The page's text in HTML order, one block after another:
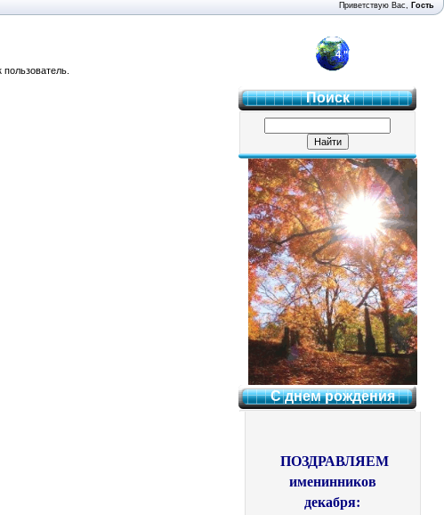
Приветствую Вас, Гость
4 "Б"
Поиск
С днем рождения
ПОЗДРАВЛЯЕМ
именинников
декабря: